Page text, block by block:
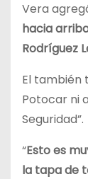
Vera
hacia
Rodríguez
El también
Potocar ni
Seguridad”.
“Esto es
la tapa de